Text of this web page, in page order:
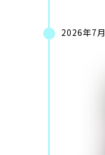
2026年7月